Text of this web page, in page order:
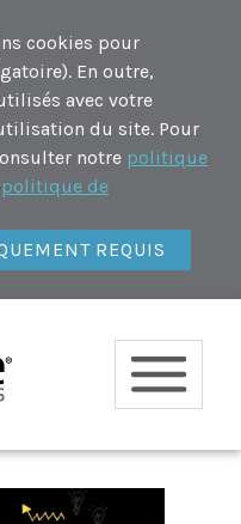
cookies pour
En outre,
avec votre
du site. Pour
notre politique
politique de
REQUIS